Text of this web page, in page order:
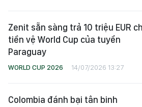
Zenit sẵn sàng trả 10 triệu EUR
tiền vệ World Cup của tuyển
Paraguay
WORLD CUP 2026 14/07/2026 13:27
Colombia đánh bại tân binh